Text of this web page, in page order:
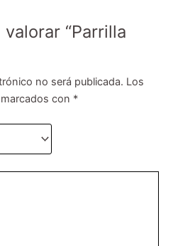
“Parrilla
no será publicada. Los
con *